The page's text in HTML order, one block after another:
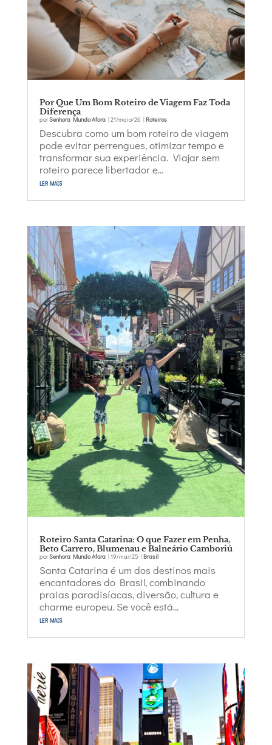
Por Que Um Bom Roteiro de Viagem Faz Toda
Diferença
porSenhora Mundo Afora| 21/maio/26 Roteiros
Descubra como um bom roteiro de viagem
pode evitar perrengues, otimizar tempo e
transformar sua experiência. Viajar sem
roteiro parece libertador e...
ler mais
Roteiro Santa Catarina: O que Fazer em Penha,
Beto Carrero, Blumenau e Balneário Camboriú
porSenhora Mundo Afora| 19/mar/25 Brasil
Santa Catarina é um dos destinos mais
encantadores do Brasil, combinando
praias paradisíacas, diversão, cultura e
charme europeu. Se você está...
ler mais